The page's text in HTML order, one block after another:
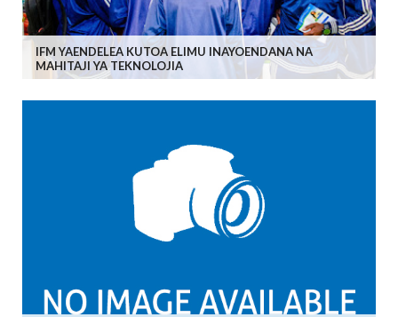
IFM YAENDELEA KUTOA ELIMU INAYOENDANA NA
MAHITAJI YA TEKNOLOJIA